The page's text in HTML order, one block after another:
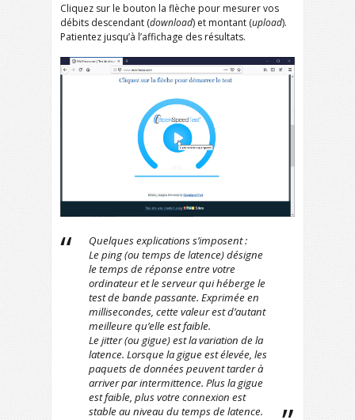
Cliquez sur le bouton la flèche pour mesurer vos
débits descendant (download) et montant (upload).
Patientez jusqu’à l’affichage des résultats.
Quelques explications s’imposent :
Leping(ou temps de latence) désigne
le temps de réponse entre votre
ordinateur et le serveur qui héberge le
test de bande passante. Exprimée en
millisecondes, cette valeur est d’autant
meilleure qu’elle est faible.
Lejitter(ou gigue) est la variation de la
latence. Lorsque la gigue est élevée, les
paquets de données peuvent tarder à
arriver par intermittence. Plus la gigue
est faible, plus votre connexion est
stable au niveau du temps de latence.